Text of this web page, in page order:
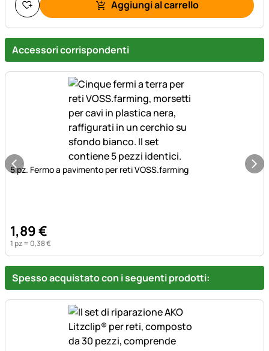
Aggiungi al carrello
Accessori corrispondenti
5 pz. Fermo a pavimento per reti VOSS.farming
1,89€
1 pz = 0,38€
Spesso acquistato con i seguenti prodotti: